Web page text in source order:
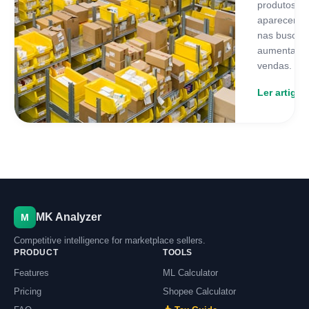
produtos
aparecer
nas buscas
aumentar
vendas.
Ler artigo
M MK Analyzer
Competitive intelligence for marketplace sellers.
PRODUCT
Features
Pricing
TOOLS
ML Calculator
Shopee Calculator